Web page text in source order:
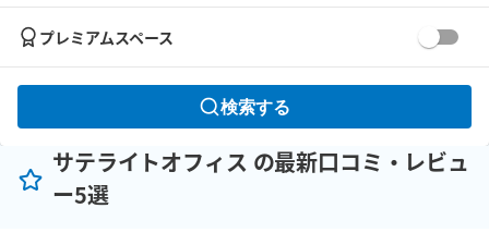
プレミアムスペース
検索する
サテライトオフィス の最新口コミ・レビュ
ー5選